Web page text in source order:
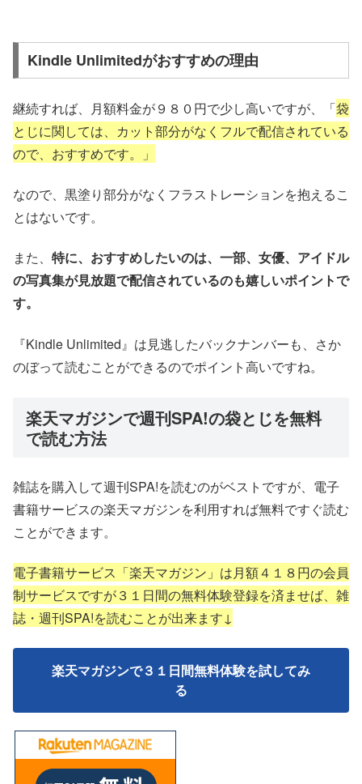
Kindle Unlimitedがおすすめの理由
継続すれば、月額料金が９８０円で少し高いですが、「袋
とじに関しては、カット部分がなくフルで配信されている
ので、おすすめです。」
なので、黒塗り部分がなくフラストレーションを抱えるこ
とはないです。
また、 特に、おすすめしたいのは、一部、女優、アイドル
の写真集が見放題で配信されているのも嬉しいポイントで
す。
『Kindle Unlimited』は見逃したバックナンバーも、さか
のぼって読むことができるのでポイント高いですね。
楽天マガジンで週刊SPA!の袋とじを無料
で読む方法
雑誌を購入して週刊SPA!を読むのがベストですが、電子
書籍サービスの楽天マガジンを利用すれば無料ですぐ読む
ことができます。
電子書籍サービス「楽天マガジン」は月額４１８円の会員
制サービスですが３１日間の無料体験登録を済ませば、雑
誌・週刊SPA!を読むことが出来ます↓
楽天マガジンで３１日間無料体験を試してみ
る